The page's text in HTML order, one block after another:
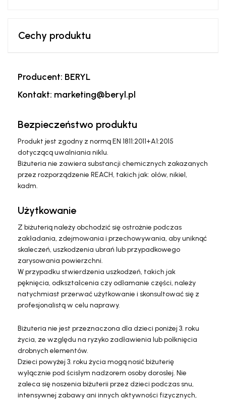
Cechy produktu
Producent: BERYL
Kontakt: marketing@beryl.pl
Bezpieczeństwo produktu
Produkt jest zgodny z normą EN 1811:2011+A1:2015
dotyczącą uwalniania niklu.
Biżuteria nie zawiera substancji chemicznych zakazanych
przez rozporządzenie REACH, takich jak: ołów, nikiel,
kadm.
Użytkowanie
Z biżuterią należy obchodzić się ostrożnie podczas
zakładania, zdejmowania i przechowywania, aby uniknąć
skaleczeń, uszkodzenia ubrań lub przypadkowego
zarysowania powierzchni.
W przypadku stwierdzenia uszkodzeń, takich jak
pęknięcia, odkształcenia czy odłamanie części, należy
natychmiast przerwać użytkowanie i skonsultować się z
profesjonalistą w celu naprawy.
Biżuteria nie jest przeznaczona dla dzieci poniżej 3. roku
życia, ze względu na ryzyko zadławienia lub połknięcia
drobnych elementów.
Dzieci powyżej 3. roku życia mogą nosić biżuterię
wyłącznie pod ścisłym nadzorem osoby dorosłej. Nie
zaleca się noszenia biżuterii przez dzieci podczas snu,
intensywnej zabawy ani innych aktywności fizycznych,